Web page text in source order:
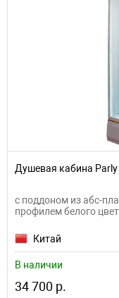
Душевая кабина Parly
с поддоном из абс-
профилем белого
Китай
В наличии
34 700 р.